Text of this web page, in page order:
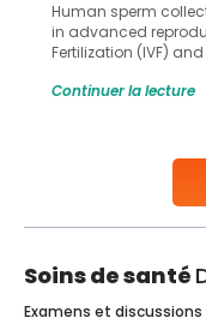
Human sperm
in advanced
Fertilization (IVF)
challenges and help
collected, they
Continuer la lecture
Soins de santé
Examens et